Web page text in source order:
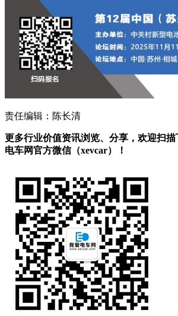
责任编辑：陈长清
更多行业价值资讯浏览、分享，欢迎扫
电车网官方微信（xevcar）！